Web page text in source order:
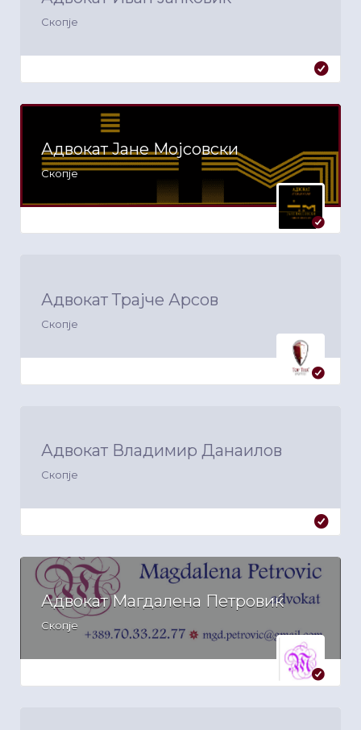
Скопје
Адвокат Јане Мојсовски
Скопје
Адвокат Трајче Арсов
Скопје
Адвокат Владимир Данаилов
Скопје
Адвокат Магдалена Петровиќ
Скопје